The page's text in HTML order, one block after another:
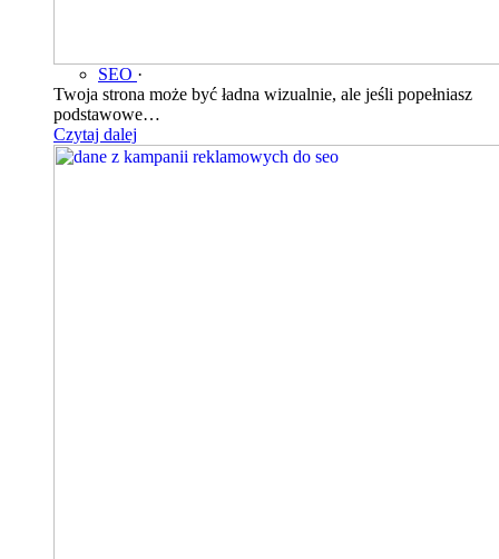
SEO ·
Twoja strona może być ładna wizualnie, ale jeśli popełniasz
podstawowe…
Czytaj dalej